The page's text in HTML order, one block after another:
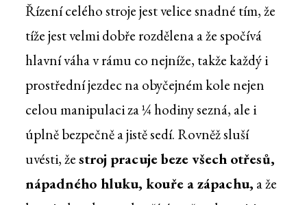
Řízení celého stroje jest velice snadné tím, že
tíže jest velmi dobře rozdělena a že spočívá
hlavní váha v rámu co nejníže, takže každý i
prostřední jezdec na obyčejném kole nejen
celou manipulaci za ¼ hodiny sezná, ale i
úplně bezpečně a jistě sedí. Rovněž sluší
uvésti, žestroj pracuje beze všech otřesů,
nápadného hluku, kouře a zápachu, a že